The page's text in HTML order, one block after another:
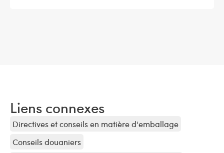
Liens connexes
Directives et conseils en matière d'emballage
Conseils douaniers